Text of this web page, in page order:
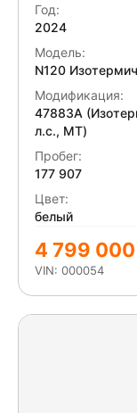
Год:
2024
Модель:
N120
Модификация:
47883A
л.с., МТ)
Пробег:
177 907
Цвет:
белый
4 799
VIN: 000054